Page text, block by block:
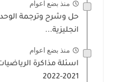
منذ بضع اعوام
حل وشرح وترجمة
انجليزية...
منذ بضع اعوام
اسئلة مذاكرة
2021-2022